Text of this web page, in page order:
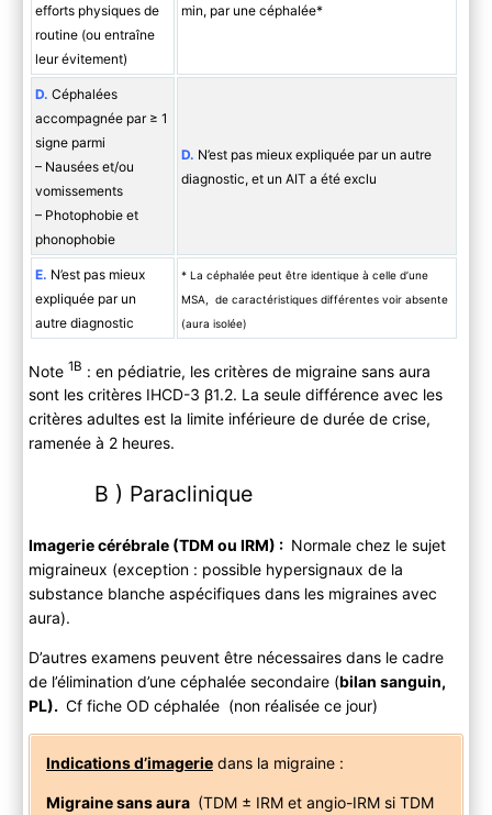
efforts physiques de
routine (ou entraîne
leur évitement)
min, par une céphalée*
D. Céphalées
accompagnée par ≥ 1
signe parmi
– Nausées et/ou
vomissements
– Photophobie et
phonophobie
D. N’est pas mieux expliquée par un autre
diagnostic, et un AIT a été exclu
E. N’est pas mieux
expliquée par un
autre diagnostic
* La céphalée peut être identique à celle d’une
MSA, de caractéristiques différentes voir absente
(aura isolée)
Note 1B : en pédiatrie, les critères de migraine sans aura
sont les critères IHCD-3 β1.2. La seule différence avec les
critères adultes est la limite inférieure de durée de crise,
ramenée à 2 heures.
B ) Paraclinique
Imagerie cérébrale (TDM ou IRM) : Normale chez le sujet
migraineux (exception : possible hypersignaux de la
substance blanche aspécifiques dans les migraines avec
aura).
D’autres examens peuvent être nécessaires dans le cadre
de l’élimination d’une céphalée secondaire (bilan sanguin,
PL). Cf fiche OD céphalée (non réalisée ce jour)
Indications d’imageriedans la migraine :
Migraine sans aura (TDM ± IRM et angio-IRM si TDM